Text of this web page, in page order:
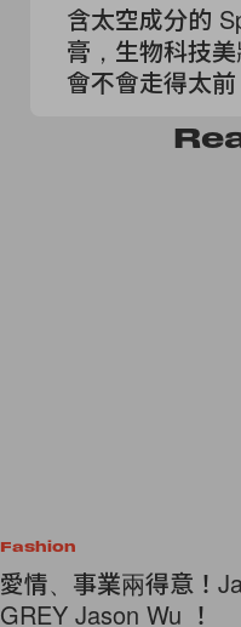
含太空成分的
膏，生物科技
會不會走得太前
Fashion
愛情、事業兩得意！
GREY Jason Wu ！